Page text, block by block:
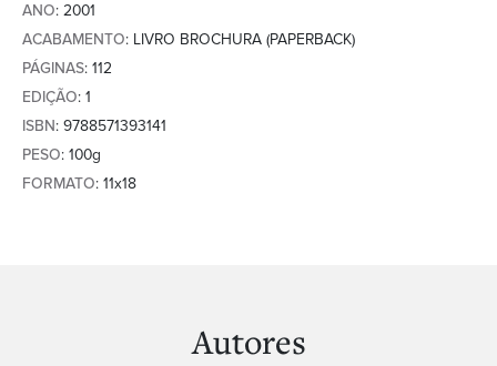
ANO: 2001
ACABAMENTO: LIVRO BROCHURA (PAPERBACK)
PÁGINAS: 112
EDIÇÃO: 1
ISBN: 9788571393141
PESO: 100g
FORMATO: 11x18
Autores